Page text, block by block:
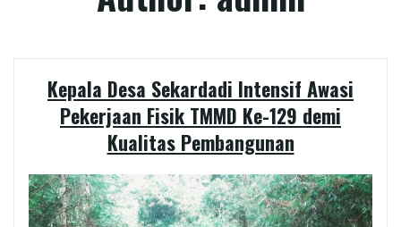
Kepala Desa Sekardadi Intensif Awasi
Pekerjaan Fisik TMMD Ke-129 demi
Kualitas Pembangunan